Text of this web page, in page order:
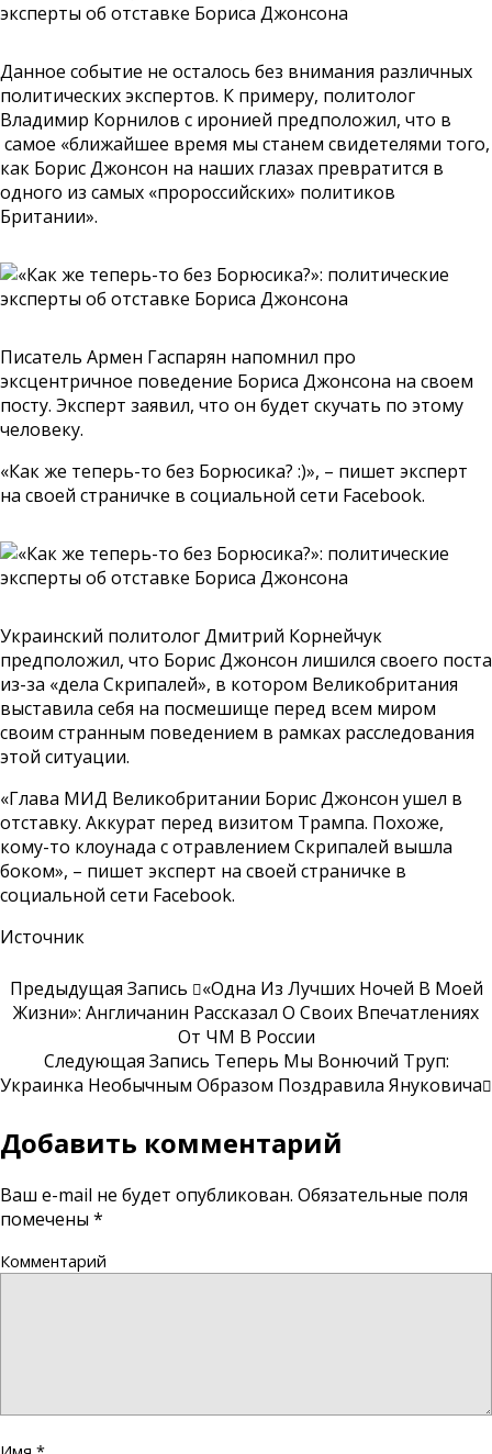
Данное событие не осталось без внимания различных
политических экспертов. К примеру, политолог
Владимир Корнилов с иронией предположил, что в
самое «ближайшее время мы станем свидетелями того,
как Борис Джонсон на наших глазах превратится в
одного из самых «пророссийских» политиков
Британии».
Писатель Армен Гаспарян напомнил про
эксцентричное поведение Бориса Джонсона на своем
посту. Эксперт заявил, что он будет скучать по этому
человеку.
«Как же теперь-то без Борюсика? :)», – пишет эксперт
на своей страничке в социальной сети Facebook.
Украинский политолог Дмитрий Корнейчук
предположил, что Борис Джонсон лишился своего поста
из-за «дела Скрипалей», в котором Великобритания
выставила себя на посмешище перед всем миром
своим странным поведением в рамках расследования
этой ситуации.
«Глава МИД Великобритании Борис Джонсон ушел в
отставку. Аккурат перед визитом Трампа. Похоже,
кому-то клоунада с отравлением Скрипалей вышла
боком», – пишет эксперт на своей страничке в
социальной сети Facebook.
Источник
Предыдущая Запись
«Одна Из Лучших Ночей В Моей
Жизни»: Англичанин Рассказал О Своих Впечатлениях
От ЧМ В России
Следующая Запись Теперь Мы Вонючий Труп:
Украинка Необычным Образом Поздравила Януковича
Добавить комментарий
Ваш e-mail не будет опубликован. Обязательные поля
помечены *
Комментарий